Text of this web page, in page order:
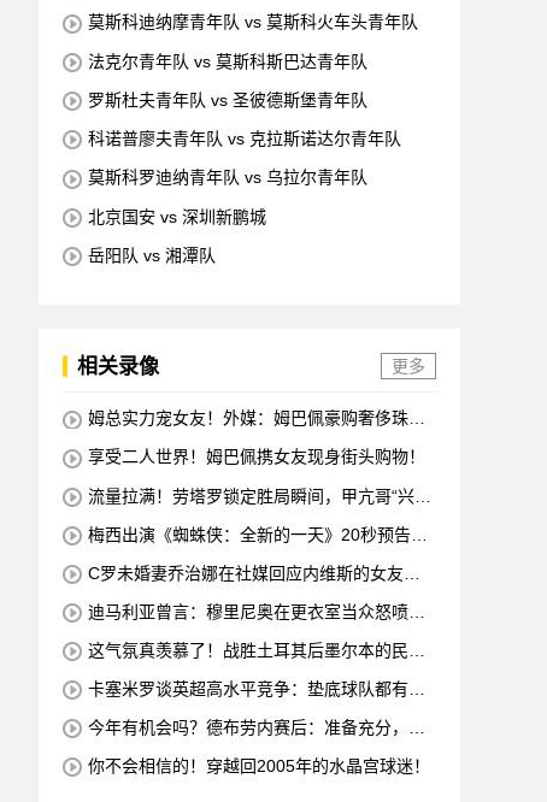
莫斯科迪纳摩青年队 vs 莫斯科火车头青年队
法克尔青年队 vs 莫斯科斯巴达青年队
罗斯杜夫青年队 vs 圣彼德斯堡青年队
科诺普廖夫青年队 vs 克拉斯诺达尔青年队
莫斯科罗迪纳青年队 vs 乌拉尔青年队
北京国安 vs 深圳新鹏城
岳阳队 vs 湘潭队
相关录像 更多
姆总实力宠女友！外媒：姆巴佩豪购奢侈珠宝
享受二人世界！姆巴佩携女友现身街头购物！
流量拉满！劳塔罗锁定胜局瞬间，甲亢哥“兴
梅西出演《蜘蛛侠：全新的一天》20秒预告片
C罗未婚妻乔治娜在社媒回应内维斯的女友：
迪马利亚曾言：穆里尼奥在更衣室当众怒喷C
这气氛真羡慕了！战胜土耳其后墨尔本的民众
卡塞米罗谈英超高水平竞争：垫底球队都有好
今年有机会吗？德布劳内赛后：准备充分，希
你不会相信的！穿越回2005年的水晶宫球迷！